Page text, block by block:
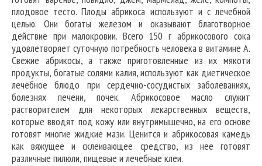
плодовое тесто. Плоды абрикоса используют и с лечебной
целью. Они богаты железом и оказывают благотворное
действие при малокровии. Всего 150 г абрикосового сока
удовлетворяет суточную потребность человека в витамине А.
Свежие абрикосы, а также приготовленные из их мякоти
продукты, богатые солями калия, используют как диетическое
лечебное блюдо при сердечно-сосудистых заболеваниях,
болезнях печени, почек. Абрикосовое масло служит
растворителем для некоторых лекарственных веществ,
которые вводят под кожу или внутримышечно, на его основе
готовят многие жидкие мази. Ценится и абрикосовая камедь
как вяжущее и склеивающее средство, из нее готовят
различные пилюли, пищевые и лечебные клеи.